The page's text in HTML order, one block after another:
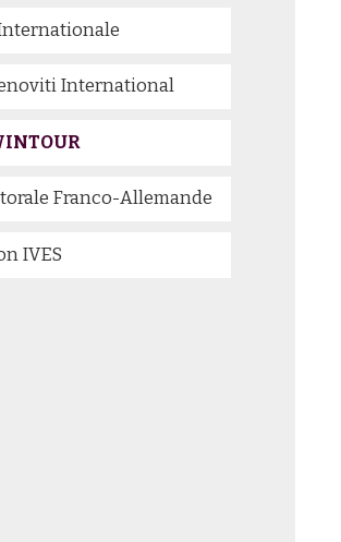
International
Franco-Allemande
IVES